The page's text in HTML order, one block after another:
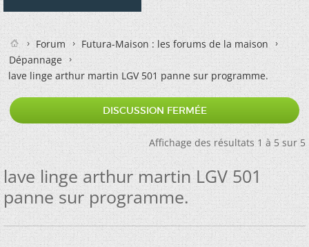
Forum
Futura-Maison : les forums de la maison
Dépannage
lave linge arthur martin LGV 501 panne sur programme.
DISCUSSION FERMÉE
Affichage des résultats 1 à 5 sur 5
lave linge arthur martin LGV 501
panne sur programme.